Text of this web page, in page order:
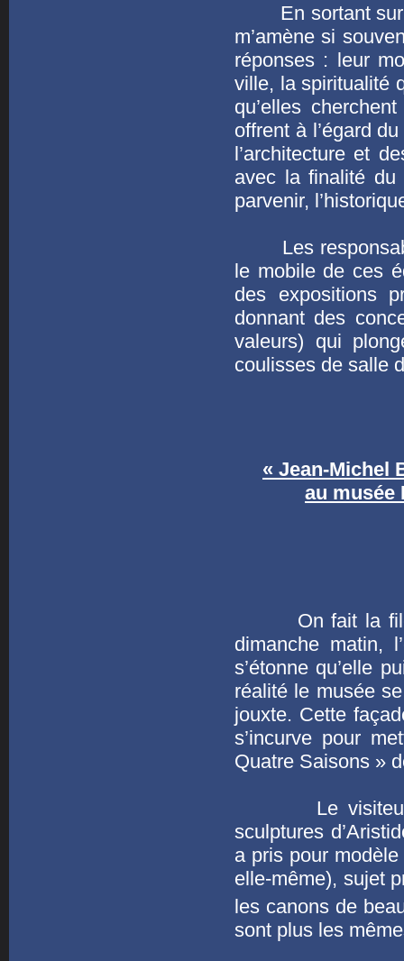
En sortant sur
m’amène si
réponses : leur
ville, la spiritualité
qu’elles
offrent à l’égard
l’architecture et
avec la finalité
parvenir,
Les
le mobile de ces
des expositions
donnant des
valeurs) qui
coulisses de salle
« Jean-Michel
au musée
On fait la file
dimanche matin,
s’étonne qu’elle
réalité le musée
jouxte. Cette
s’incurve pour
Quatre Saisons »
Le visiteur est
sculptures
a pris pour
elle-même), sujet
les canons de
sont plus les